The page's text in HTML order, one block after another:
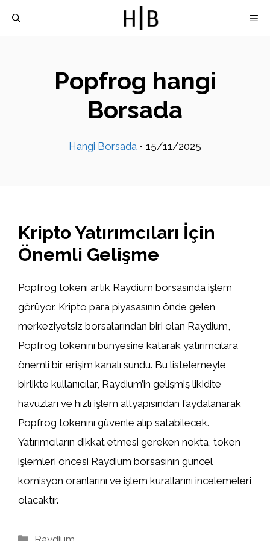
Popfrog hangi
Borsada
Hangi Borsada • 15/11/2025
Kripto Yatırımcıları İçin
Önemli Gelişme
Popfrog tokenı artık Raydium borsasında işlem
görüyor. Kripto para piyasasının önde gelen
merkeziyetsiz borsalarından biri olan Raydium,
Popfrog tokenını bünyesine katarak yatırımcılara
önemli bir erişim kanalı sundu. Bu listelemeyle
birlikte kullanıcılar, Raydium’in gelişmiş likidite
havuzları ve hızlı işlem altyapısından faydalanarak
Popfrog tokenını güvenle alıp satabilecek.
Yatırımcıların dikkat etmesi gereken nokta, token
işlemleri öncesi Raydium borsasının güncel
komisyon oranlarını ve işlem kurallarını incelemeleri
olacaktır.
Kategoriler